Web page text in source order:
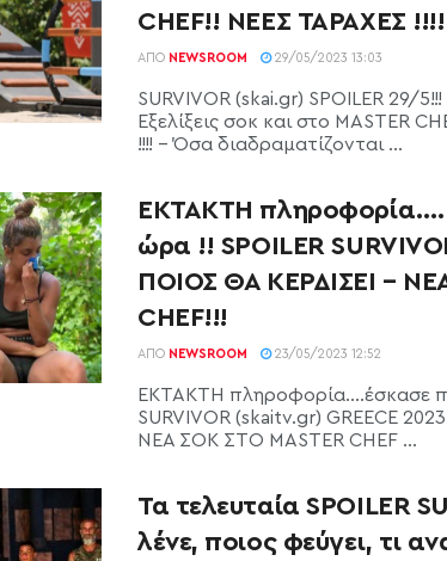
CHEF!! ΝΕΕΣ ΤΑΡΑΧΕΣ !!!!
ΑΠΌ NEWSROOM 29/05/2023 13:03
SURVIVOR (skai.gr) SPOILER
Εξελίξεις σοκ και στο MASTER
!!!! - Όσα διαδραματίζονται ...
ΕΚΤΑΚΤΗ πληροφορία….
ώρα !! SPOILER
ΠΟΙΟΣ ΘΑ ΚΕΡΔΙΣΕΙ –
CHEF!!!
ΑΠΌ NEWSROOM 23/05/2023 12:52
ΕΚΤΑΚΤΗ πληροφορία....έσκασε
SURVIVOR (skaitv.gr) GREECE
ΝΕΑ ΣΟΚ ΣΤΟ MASTER CHEF ...
Τα τελευταία SPOILER
λένε, ποιος φεύγει, τι